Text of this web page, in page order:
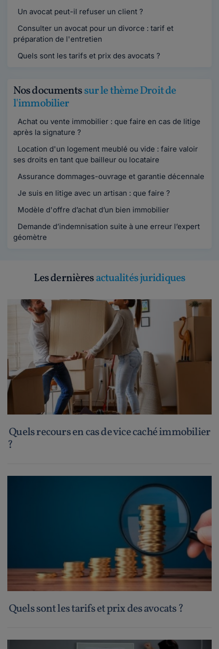
Un avocat peut-il refuser un client ?
Consulter un avocat pour un divorce : tarif et
préparation de l'entretien
Quels sont les tarifs et prix des avocats ?
Nos documentssur le thème Droit de
l'immobilier
Achat ou vente immobilier : que faire en cas de litige
après la signature ?
Location d'un logement meublé ou vide : faire valoir
ses droits en tant que bailleur ou locataire
Assurance dommages-ouvrage et garantie décennale
Je suis en litige avec un artisan : que faire ?
Modèle d'offre d’achat d’un bien immobilier
Demande d’indemnisation suite à une erreur l’expert
géomètre
Les dernièresactualités juridiques
Quels recours en cas de vice caché immobilier
?
Quels sont les tarifs et prix des avocats ?